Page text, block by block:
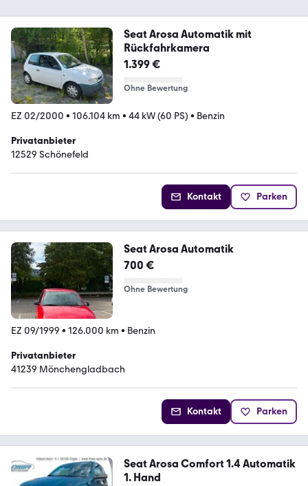
Seat Arosa Automatik mit
Rückfahrkamera
1.399 €
Ohne Bewertung
EZ 02/2000 • 106.104 km • 44 kW (60 PS) • Benzin
Privatanbieter
12529 Schönefeld
Kontakt Parken
Seat Arosa Automatik
700 €
Ohne Bewertung
EZ 09/1999 • 126.000 km • Benzin
Privatanbieter
41239 Mönchengladbach
Kontakt Parken
Seat Arosa Comfort 1.4 Automatik
1. Hand